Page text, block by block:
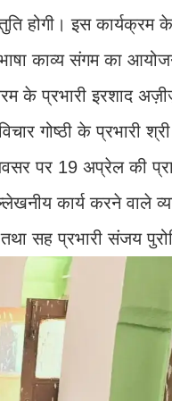
होगी। इस कार्यक्रम
काव्य संगम का
के प्रभारी इरशाद
गोष्ठी के प्रभारी
पर 19 अप्रेल की
कार्य करने वाले
सह प्रभारी संजय